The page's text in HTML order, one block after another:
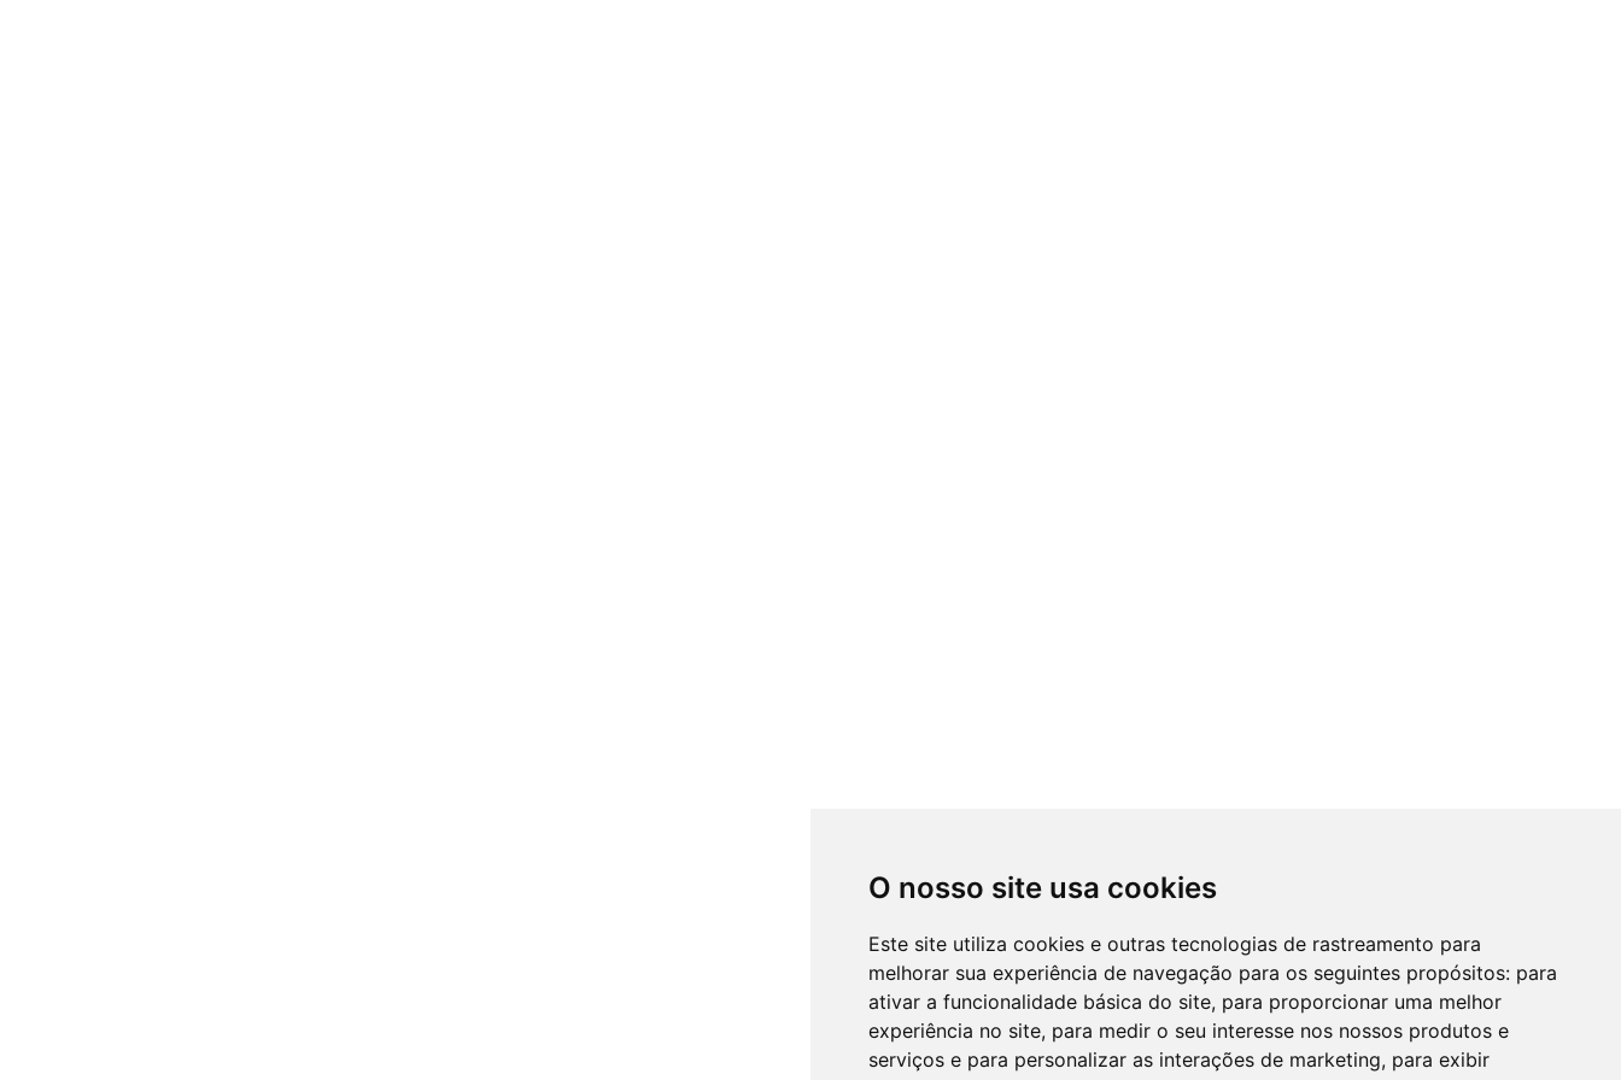
O nosso site usa cookies
Este site utiliza cookies e outras tecnologias de rastreamento para
melhorar sua experiência de navegação para os seguintes propósitos: para
ativar a funcionalidade básica do site, para proporcionar uma melhor
experiência no site, para medir o seu interesse nos nossos produtos e
serviços e para personalizar as interações de marketing, para exibir